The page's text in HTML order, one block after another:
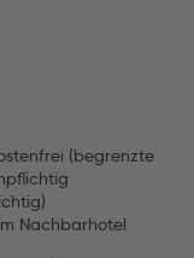
(begrenzte
Nachbarhotel